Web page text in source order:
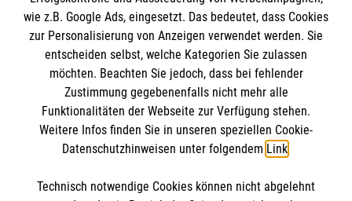
Newsletter abonnieren
Cookies verwalten|AGB|Impressum|Datenschutz
wie z.B. Google Ads, eingesetzt. Das bedeutet, dass Cookies
zur Personalisierung von Anzeigen verwendet werden. Sie
entscheiden selbst, welche Kategorien Sie zulassen
möchten. Beachten Sie jedoch, dass bei fehlender
Zustimmung gegebenenfalls nicht mehr alle
Funktionalitäten der Webseite zur Verfügung stehen.
Weitere Infos finden Sie in unseren speziellen Cookie-
Datenschutzhinweisen unter folgendem Link.
Technisch notwendige Cookies können nicht abgelehnt